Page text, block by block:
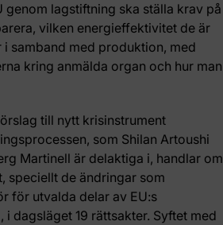
lagstiftning ska ställa krav på
vilken energieffektivitet de är
samband med produktion, med
kring anmälda organ och hur man
till nytt krisinstrument
som Shilan Artoushi
Martinell är delaktiga i, handlar om
speciellt de ändringar som
för utvalda delar av EU:s
dagsläget 19 rättsakter. Syftet med